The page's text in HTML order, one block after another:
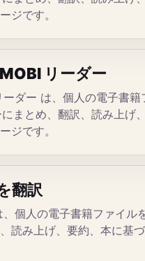
ジです。
リーダー
ダー は、個人の電子書籍
まとめ、翻訳、読み上げ
ジです。
翻訳
個人の電子書籍ファイル
読み上げ、要約、本に基